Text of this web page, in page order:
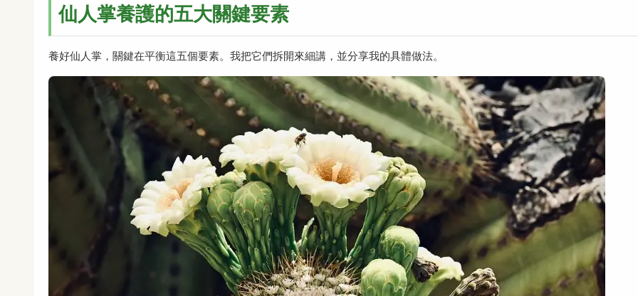
仙人掌養護的五大關鍵要素
養好仙人掌，關鍵在平衡這五個要素。我把它們拆開來細講，並分享我的具體做法。